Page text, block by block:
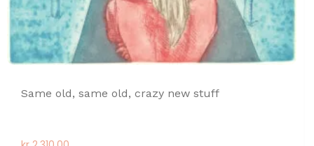
Same old, same old, crazy new stuff